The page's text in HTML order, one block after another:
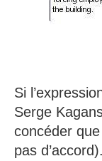
Si
Serge
concéder
pas